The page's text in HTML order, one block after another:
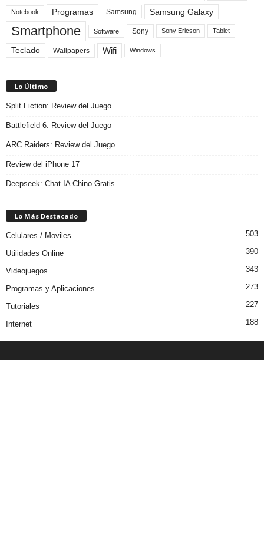
Notebook Programas Samsung Samsung Galaxy
Smartphone Software Sony Sony Ericson Tablet
Teclado Wallpapers Wifi Windows
Lo Último
Split Fiction: Review del Juego
Battlefield 6: Review del Juego
ARC Raiders: Review del Juego
Review del iPhone 17
Deepseek: Chat IA Chino Gratis
Lo Más Destacado
Celulares / Moviles 503
Utilidades Online 390
Videojuegos 343
Programas y Aplicaciones 273
Tutoriales 227
Internet 188